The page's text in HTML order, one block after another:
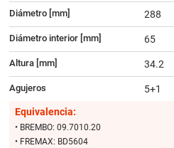
Diámetro [mm] 288
Diámetro interior [mm] 65
Altura [mm] 34.2
Agujeros
5+1
Equivalencia:
• BREMBO: 09.7010.20
• FREMAX: BD5604